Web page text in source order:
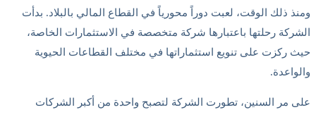
ومنذ ذلك الوقت، لعبت دوراً محورياً في القطاع المالي بالبلاد. بدأت
الشركة رحلتها باعتبارها شركة متخصصة في الاستثمارات الخاصة،
حيث ركزت على تنويع استثماراتها في مختلف القطاعات الحيوية
والواعدة.
على مر السنين، تطورت الشركة لتصبح واحدة من أكبر الشركات